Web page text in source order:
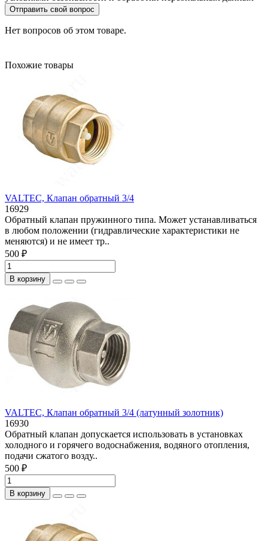
Отправить свой вопрос
Нет вопросов об этом товаре.
Похожие товары
VALTEC, Клапан обратный 3/4
16929
Обратный клапан пружинного типа. Может устанавливаться
в любом положении (гидравлические характеристики не
меняются) и не имеет тр..
500 ₽
В корзину
VALTEC, Клапан обратный 3/4 (латунный золотник)
16930
Обратный клапан допускается использовать в установках
холодного и горячего водоснабжения, водяного отопления,
подачи сжатого возду..
500 ₽
В корзину